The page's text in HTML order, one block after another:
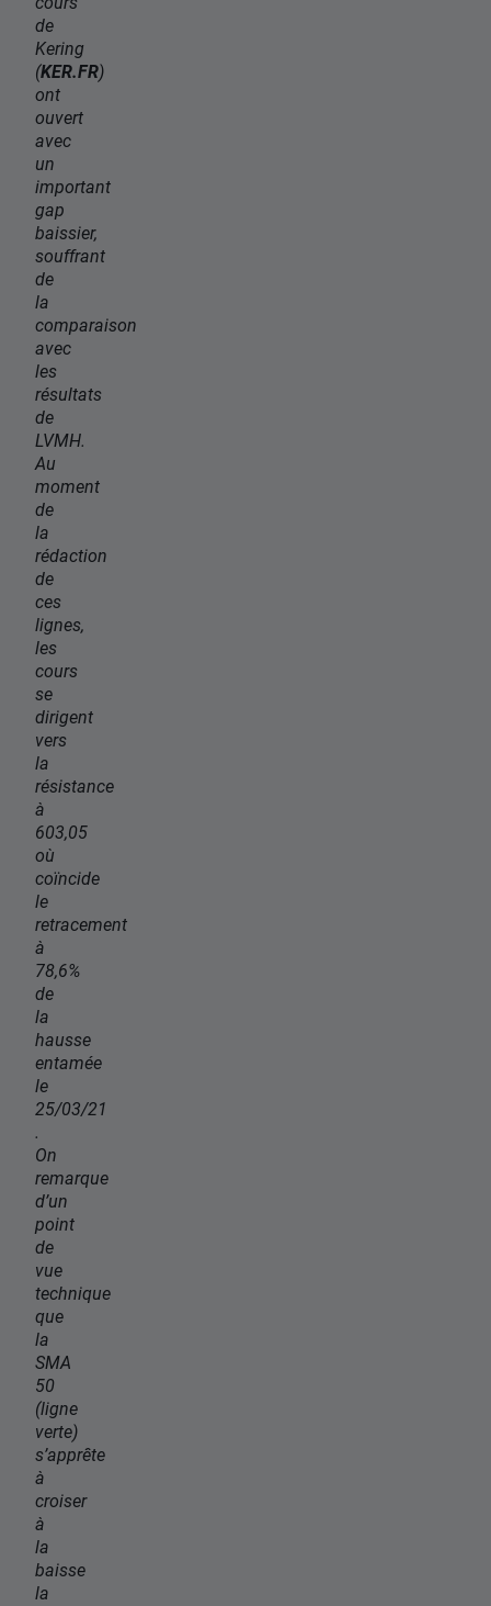
de
Kering
(KER.FR)
ont
ouvert
avec
un
important
gap
baissier,
souffrant
de
la
comparaison
avec
les
résultats
de
LVMH.
Au
moment
de
la
rédaction
de
ces
lignes,
les
cours
se
dirigent
vers
la
résistance
à
603,05
où
coïncide
le
retracement
à
78,6%
de
la
hausse
entamée
le
25/03/21
.
On
remarque
d’un
point
de
vue
technique
que
la
SMA
50
(ligne
verte)
s’apprête
à
croiser
à
la
baisse
la